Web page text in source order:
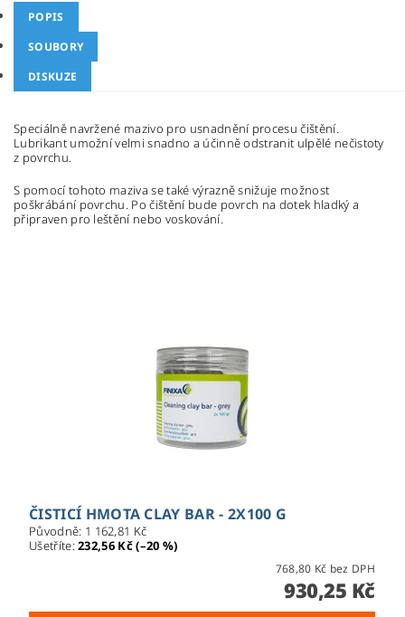
POPIS
SOUBORY
DISKUZE
Speciálně navržené mazivo pro usnadnění procesu čištění.
Lubrikant umožní velmi snadno a účinně odstranit ulpělé nečistoty
z povrchu.
S pomocí tohoto maziva se také výrazně snižuje možnost
poškrábání povrchu. Po čištění bude povrch na dotek hladký a
připraven pro leštění nebo voskování.
ČISTICÍ HMOTA CLAY BAR - 2X100 G
Původně: 1 162,81 Kč
Ušetříte:232,56 Kč (–20 %)
768,80 Kč bez DPH
930,25 Kč